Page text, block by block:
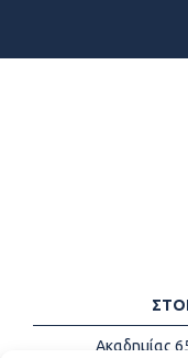
Ακαδημίας